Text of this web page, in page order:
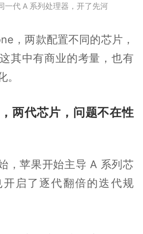
一代 A 系列处理器，开了先河
，两款配置不同的芯片，
其中有商业的考量，也有
。
两代芯片，问题不在性
，苹果开始主导 A 系列芯
开启了逐代翻倍的迭代规